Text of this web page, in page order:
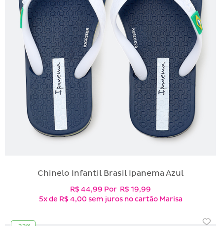
Chinelo Infantil Brasil Ipanema Azul
R$ 44,99 Por R$ 19,99
5xde R$ 4,00 sem juros no cartão Marisa